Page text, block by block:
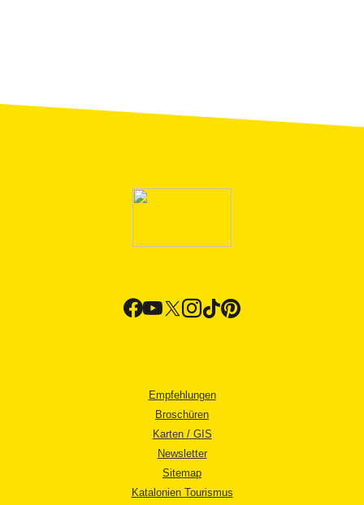
Empfehlungen
Broschüren
Karten / GIS
Newsletter
Sitemap
Katalonien Tourismus